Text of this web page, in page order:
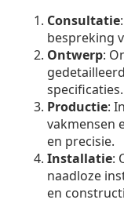
Consultatie
bespreking
Ontwerp:
specificaties.
Productie:
vakmensen
en precisie.
Installatie:
naadloze
en